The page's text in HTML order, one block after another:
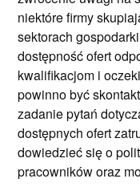
niektóre firmy
sektorach
dostępność ofert
kwalifikacjom i
powinno być
zadanie pytań
dostępnych ofert
dowiedzieć się o
pracowników oraz